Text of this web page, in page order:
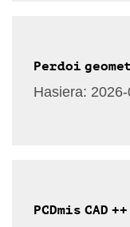
Perdoi
Hasiera:
PCDmis CAD